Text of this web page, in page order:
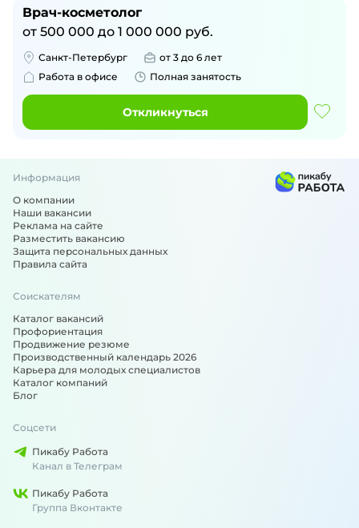
Врач-косметолог
от 500 000 до 1 000 000 руб.
Санкт-Петербург
от 3 до 6 лет
Работа в офисе
Полная занятость
Откликнуться
Информация
О компании
Наши вакансии
Реклама на сайте
Разместить вакансию
Защита персональных данных
Правила сайта
Соискателям
Каталог вакансий
Профориентация
Продвижение резюме
Производственный календарь 2026
Карьера для молодых специалистов
Каталог компаний
Блог
Соцсети
Пикабу Работа
Канал в Телеграм
Пикабу Работа
Группа Вконтакте